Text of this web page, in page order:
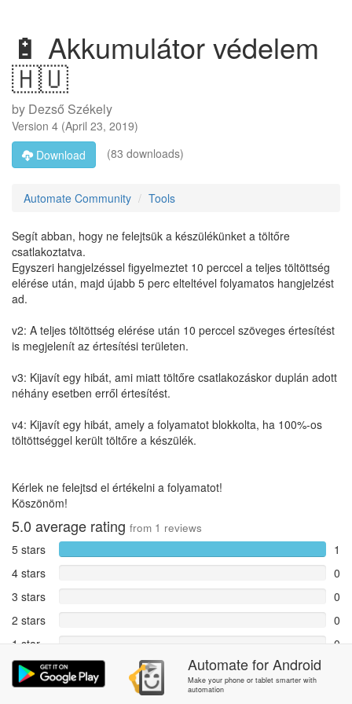
🔋 Akkumulátor védelem
🇭🇺
by Dezső Székely
Version 4 (April 23, 2019)
Download
(83 downloads)
Automate Community Tools
Segít abban, hogy ne felejtsük a készülékünket a töltőre
csatlakoztatva.
Egyszeri hangjelzéssel figyelmeztet 10 perccel a teljes töltöttség
elérése után, majd újabb 5 perc elteltével folyamatos hangjelzést
ad.
v2: A teljes töltöttség elérése után 10 perccel szöveges értesítést
is megjelenít az értesítési területen.
v3: Kijavít egy hibát, ami miatt töltőre csatlakozáskor duplán adott
néhány esetben erről értesítést.
v4: Kijavít egy hibát, amely a folyamatot blokkolta, ha 100%-os
töltöttséggel került töltőre a készülék.
Kérlek ne felejtsd el értékelni a folyamatot!
Köszönöm!
5.0 average rating from 1 reviews
5 stars
1
4 stars
0
3 stars
0
2 stars
0
1 star
0
Reports
Rate and review within the app in the
AutomateforAndroid
Make your phone or tablet smarter with
automation